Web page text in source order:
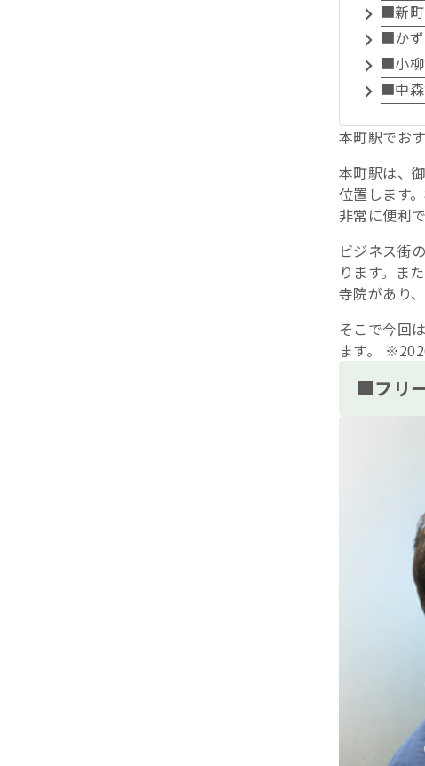
■新
■か
■小
■中
本町駅でお
本町駅は、
位置します
非常に便利で
ビジネス街
ります。ま
寺院があり
そこで今回
ます。
■フリ